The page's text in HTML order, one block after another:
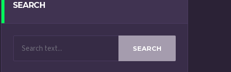
SEARCH
SEARCH